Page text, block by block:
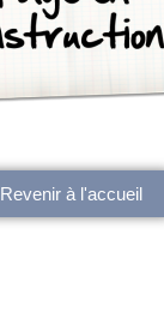
Revenir à l'accueil